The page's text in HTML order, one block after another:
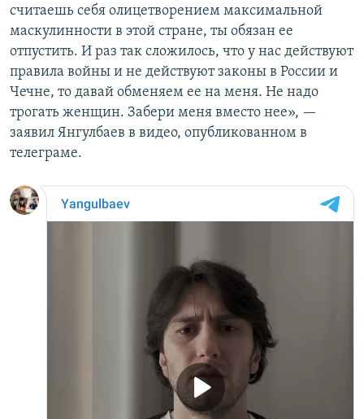
считаешь себя олицетворением максимальной
маскулинности в этой стране, ты обязан ее
отпустить. И раз так сложилось, что у нас действуют
правила войны и не действуют законы в России и
Чечне, то давай обменяем ее на меня. Не надо
трогать женщин. Забери меня вместо нее», —
заявил Янгулбаев в видео, опубликованном в
телеграме.